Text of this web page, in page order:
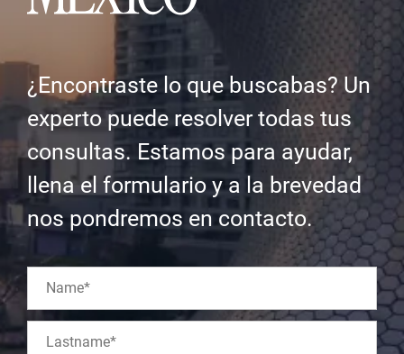
¿Encontraste lo que buscabas? Un
experto puede resolver todas tus
consultas. Estamos para ayudar,
llena el formulario y a la brevedad
nos pondremos en contacto.